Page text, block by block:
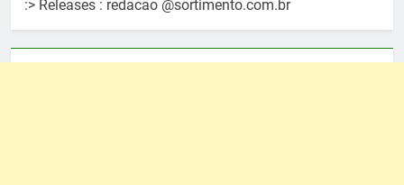
:> Releases : redacao @sortimento.com.br